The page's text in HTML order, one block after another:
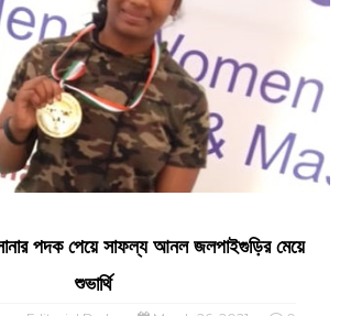
পদক পেয়ে সাফল্য আনল জলপাইগুড়ির মেয়ে
শুভার্থি